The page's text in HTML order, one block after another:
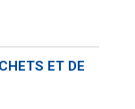
ET DE